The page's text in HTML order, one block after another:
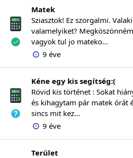
Matek
Sziasztok! Ez szorgalmi.
valamelyiket?
vagyok tul jo mateko...
9 éve
Kéne egy kis segítség:(
Rövid kis történet : Sokat
és kihagytam pár matek órát
sincs mit kez...
9 éve
Terület